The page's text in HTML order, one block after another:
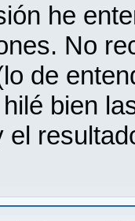
he
No
de
bien
el